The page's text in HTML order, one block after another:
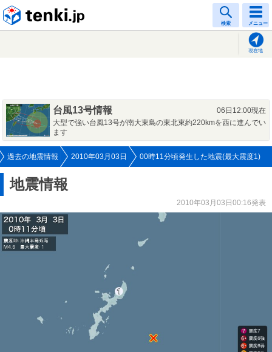
検索 メニュー
現在地
台風13号情報
06日12:00現在
大型で強い台風13号が南大東島の東北東約220kmを西に進んでい
ます
過去の地震情報 2010年03月03日 00時11分頃発生した地震(最大震度1)
地震情報
2010年03月03日00:16発表